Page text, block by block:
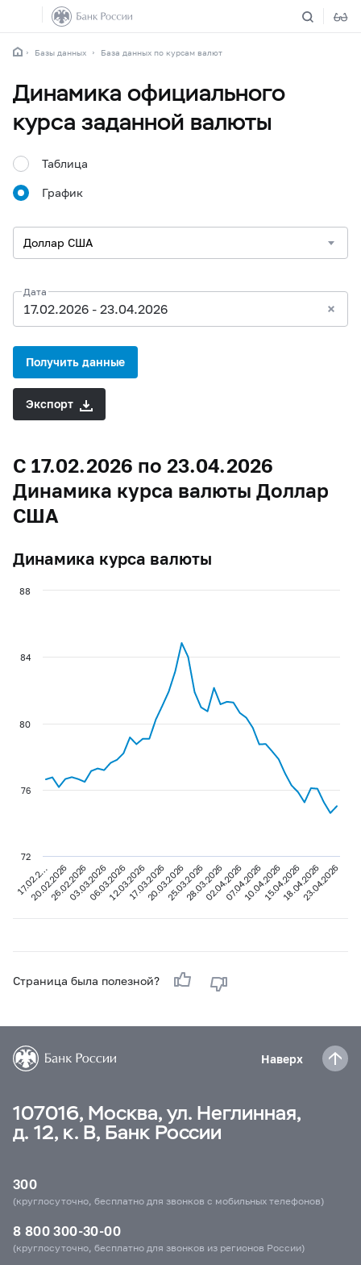
Базы данных База данных по курсам валют
Динамика официального
курса заданной валюты
Таблица
График
17.02.2026 - 23.04.2026
Дата
Получить данные
Экспорт
С 17.02.2026 по 23.04.2026
Динамика курса валюты Доллар
США
Динамика курса валюты
17.02.2…
20.02.202626.02.202603.03.202606.03.202612.03.202617.03.202620.03.202625.03.202628.03.202602.04.202607.04.202610.04.202615.04.202618.04.202623.04.2026
72
76
80
84
88
Страница была полезной?
Наверх
107016, Москва, ул. Неглинная,
д. 12, к. В, Банк России
300
(круглосуточно, бесплатно для звонков с мобильных телефонов)
8 800 300-30-00
(круглосуточно, бесплатно для звонков из регионов России)